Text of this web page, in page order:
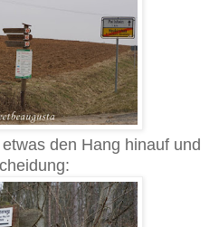
den Hang hinauf und